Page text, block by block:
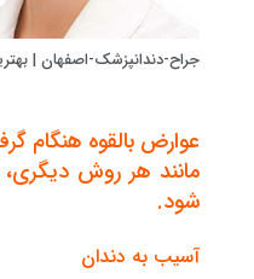
جراح-دندانپزشک-اصفهان |
عوارض بالقوه هنگام
مانند هر روش
شود.
آسیب به دندان